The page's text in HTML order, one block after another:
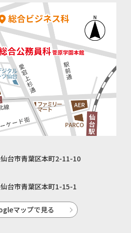
台市青葉区本町2-11-10
台市青葉区本町1-15-1
マップで見る